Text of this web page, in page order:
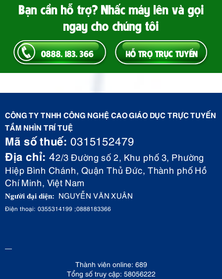
Bạn cần hỗ trợ? Nhấc máy lên và gọi
ngay cho chúng tôi
0888. 183. 366 HỖ TRỢ TRỰC TUYẾN
CÔNG TY TNHH CÔNG NGHỆ CAO GIÁO DỤC TRỰC TUYẾN
TẦM NHÌN TRÍ TUỆ
Mã số thuế: 0315152479
Địa chỉ: 42/3 Đường số 2, Khu phố 3, Phường
Hiệp Bình Chánh, Quận Thủ Đức, Thành phố Hồ
Chí Minh, Việt Nam
Người đại diện: NGUYỄN VĂN XUÂN
Điện thoại: 0355314199 ;0888183366
Thành viên online: 689
Tổng số truy cập: 58056222